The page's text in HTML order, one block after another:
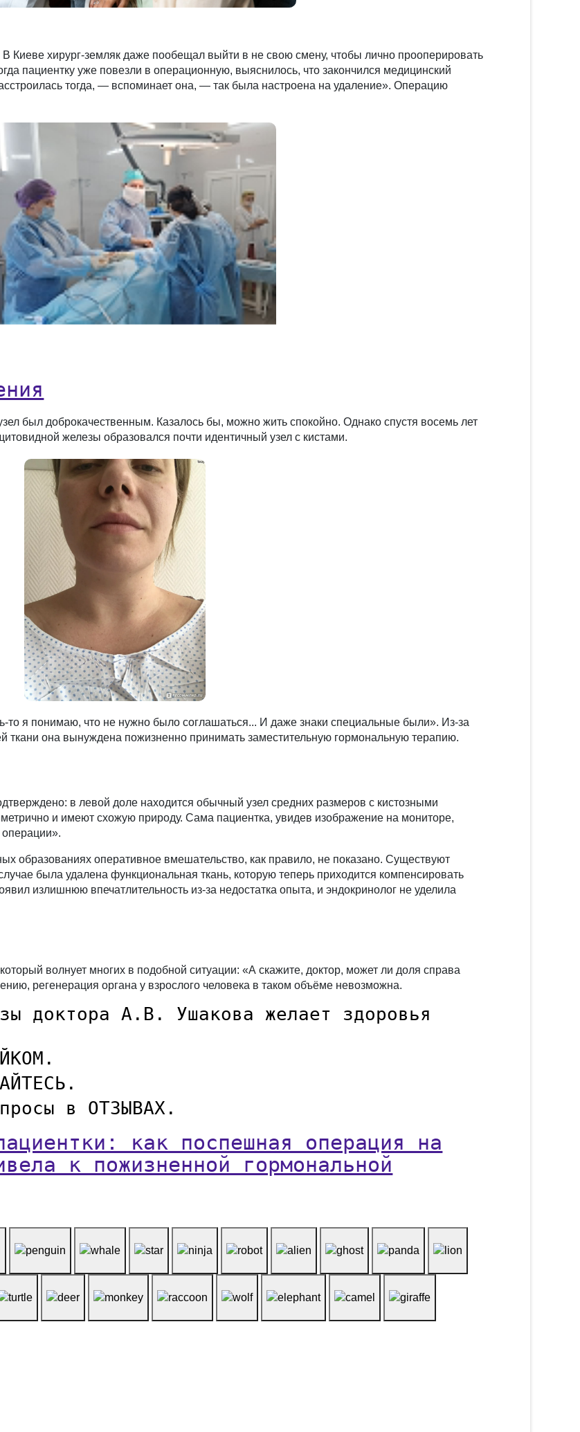
Киеве хирург-земляк даже пообещал выйти в не свою смену, чтобы лично прооперировать
пациентку уже повезли в операционную, выяснилось, что закончился медицинский
тогда, — вспоминает она, — так была настроена на удаление». Операцию
был доброкачественным. Казалось бы, можно жить спокойно. Однако спустя восемь лет
железы образовался почти идентичный узел с кистами.
то я понимаю, что не нужно было соглашаться... И даже знаки специальные были». Из-за
ткани она вынуждена пожизненно принимать заместительную гормональную терапию.
в левой доле находится обычный узел средних размеров с кистозными
и имеют схожую природу. Сама пациентка, увидев изображение на мониторе,
операции».
образованиях оперативное вмешательство, как правило, не показано. Существуют
была удалена функциональная ткань, которую теперь приходится компенсировать
излишнюю впечатлительность из-за недостатка опыта, и эндокринолог не уделила
волнует многих в подобной ситуации: «А скажите, доктор, может ли доля справа
регенерация органа у взрослого человека в таком объёме невозможна.
доктора А.В. Ушакова желает здоровья
в ОТЗЫВАХ.
как поспешная операция на
к пожизненной гормональной